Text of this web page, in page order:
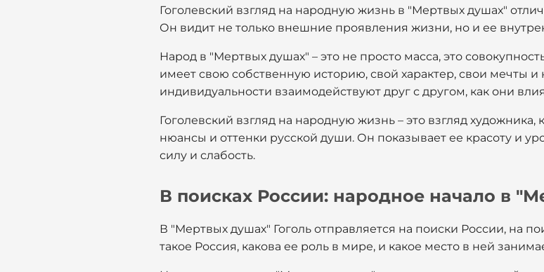
Гоголевский взгляд на народную жизнь в "Мертвых душах"
Он видит не только внешние проявления жизни, но и ее
Народ в "Мертвых душах" – это не просто масса, это
имеет свою собственную историю, свой характер, свои мечты и
индивидуальности взаимодействуют друг с другом, как они
Гоголевский взгляд на народную жизнь – это взгляд
нюансы и оттенки русской души. Он показывает ее красоту и
силу и слабость.
В поисках России: народное начало в
В "Мертвых душах" Гоголь отправляется на поиски России, на
такое Россия, какова ее роль в мире, и какое место в ней